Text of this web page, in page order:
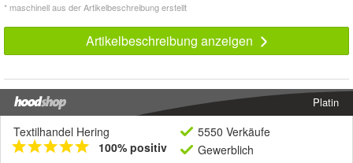
* maschinell aus der Artikelbeschreibung erstellt
Artikelbeschreibung anzeigen
Platin
Textilhandel Hering
100% positiv
5550 Verkäufe
Gewerblich